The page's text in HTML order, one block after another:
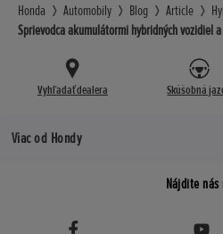
Honda Automobily Blog Article
Sprievodca akumulátormi hybridných vozidiel
Vyhľadať dealera Skúšobná
Viac od Hondy
Nájdite nás